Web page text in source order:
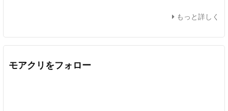
もっと詳しく
モアクリをフォロー